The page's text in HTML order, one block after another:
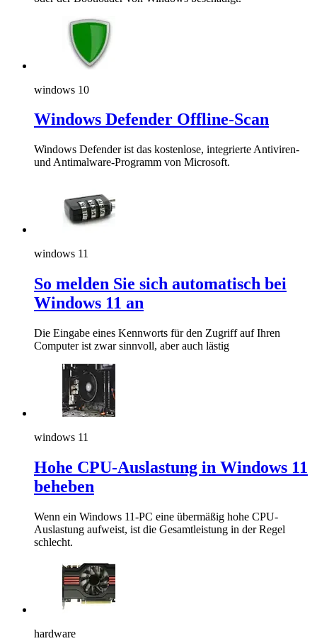
windows 10
Windows Defender Offline-Scan
Windows Defender ist das kostenlose, integrierte Antiviren-
und Antimalware-Programm von Microsoft.
windows 11
So melden Sie sich automatisch bei
Windows 11 an
Die Eingabe eines Kennworts für den Zugriff auf Ihren
Computer ist zwar sinnvoll, aber auch lästig
windows 11
Hohe CPU-Auslastung in Windows 11
beheben
Wenn ein Windows 11-PC eine übermäßig hohe CPU-
Auslastung aufweist, ist die Gesamtleistung in der Regel
schlecht.
hardware